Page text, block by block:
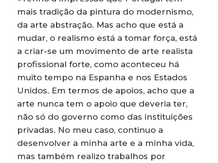
mais tradição da pintura do modernismo,
da arte abstração. Mas acho que está a
mudar, o realismo está a tomar força, está
a criar-se um movimento de arte realista
profissional forte, como aconteceu há
muito tempo na Espanha e nos Estados
Unidos. Em termos de apoios, acho que a
arte nunca tem o apoio que deveria ter,
não só do governo como das instituições
privadas. No meu caso, continuo a
desenvolver a minha arte e a minha vida,
mas também realizo trabalhos por